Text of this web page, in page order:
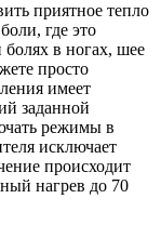
приятное тепло
где это
в ногах, шее
просто
имеет
заданной
режимы в
исключает
происходит
нагрев до 70